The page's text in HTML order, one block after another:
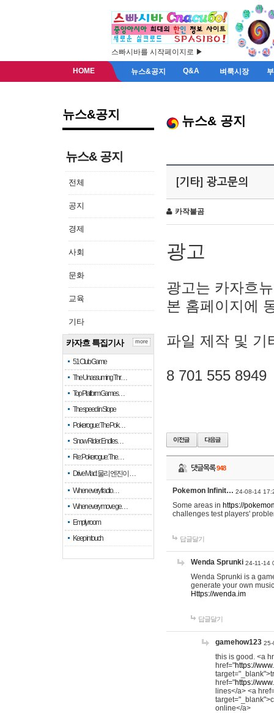
스빠시바를 시작페이지로 ▶
HOME 뉴스&공지 Q&A 벼룩시장
뉴스&공지
뉴스& 공지
전체
공지
경제
사회
문화
교육
기타
카자흐 특집기사
51 Club Game
The Unassuming Thr…
Top Platform Games…
The speed in Slope
Pokerogue: The Pok…
Snow Rider: Endles…
Re: Pokerogue: The…
Drive Mad: 물리 엔진이 …
When every fractio…
When every move ge…
Empty room
Keep in touch
more
뉴스& 공지
[기타] 광고문의
카작불곰
광고
광고는 카자흐
본 홈페이지에
파일 제작 및 기
8 701 555 8949
댓글목록948
Pokemon Infinit… 24-08-14
Some areas in https://
challenges test players'
답글달기
Wenda Sprunki 24-11-14
Wenda Sprunki is a
generate your own
Https://wenda.im
답글달기
gamehow123 25-
this is good. <a
href="https://
href="https://
lines</a> <a
online</a>